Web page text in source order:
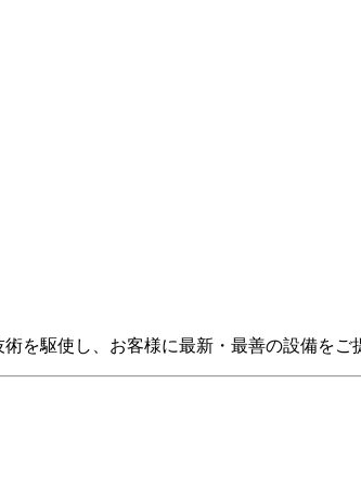
を駆使し、お客様に最新・最善の設備をご